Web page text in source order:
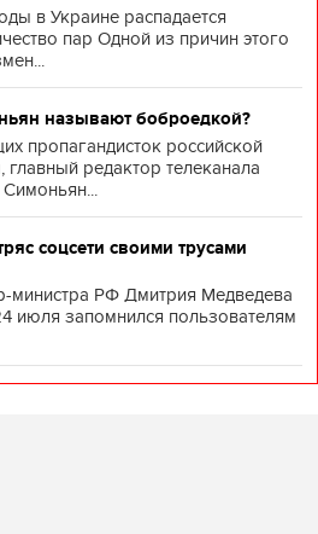
в Украине распадается
пар Одной из причин этого
называют боброедкой?
пропагандисток российской
главный редактор телеканала
соцсети своими трусами
министра РФ Дмитрия Медведева
июля запомнился пользователям